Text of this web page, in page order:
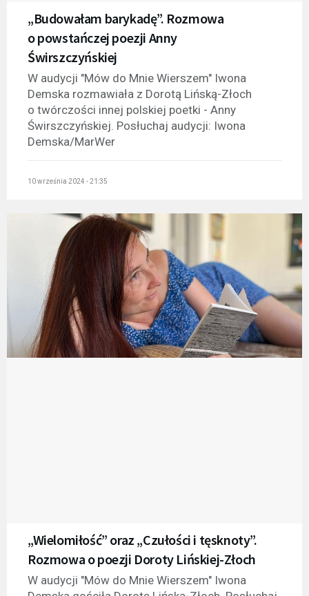
„Budowałam barykadę”. Rozmowa
o powstańczej poezji Anny
Świrszczyńskiej
W audycji "Mów do Mnie Wierszem" Iwona
Demska rozmawiała z Dorotą Lińską-Złoch
o twórczości innej polskiej poetki - Anny
Świrszczyńskiej. Posłuchaj audycji: Iwona
Demska/MarWer
10 września 2024 - 21:35
„Wielomiłość” oraz „Czułości i tęsknoty”.
Rozmowa o poezji Doroty Lińskiej-Złoch
W audycji "Mów do Mnie Wierszem" Iwona